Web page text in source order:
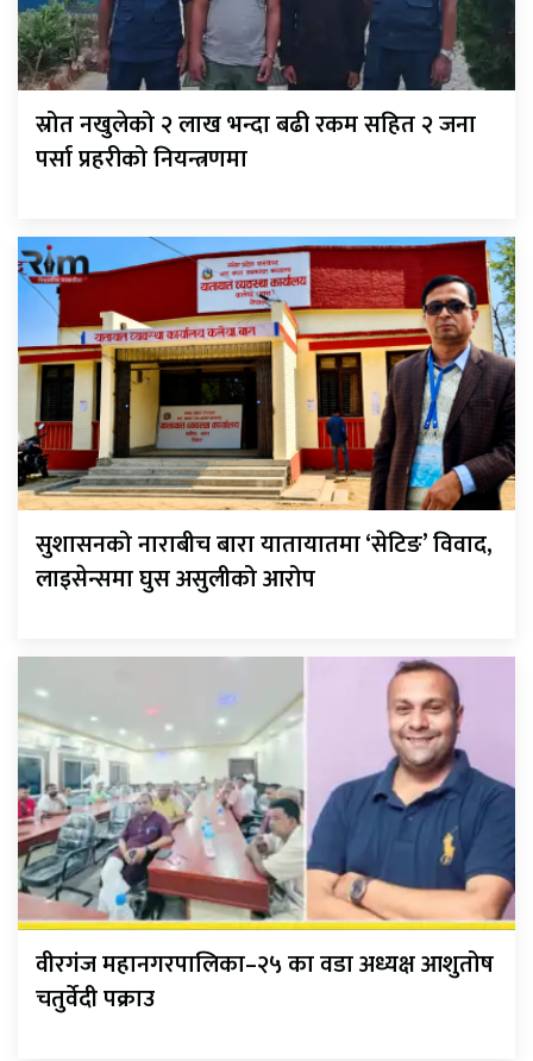
स्रोत नखुलेको २ लाख भन्दा बढी रकम सहित २ जना
पर्सा प्रहरीको नियन्त्रणमा
सुशासनको नाराबीच बारा यातायातमा ‘सेटिङ’ विवाद,
लाइसेन्समा घुस असुलीको आरोप
वीरगंज महानगरपालिका–२५ का वडा अध्यक्ष आशुतोष
चतुर्वेदी पक्राउ